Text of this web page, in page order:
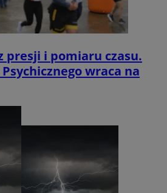
presji i pomiaru czasu.
wraca na